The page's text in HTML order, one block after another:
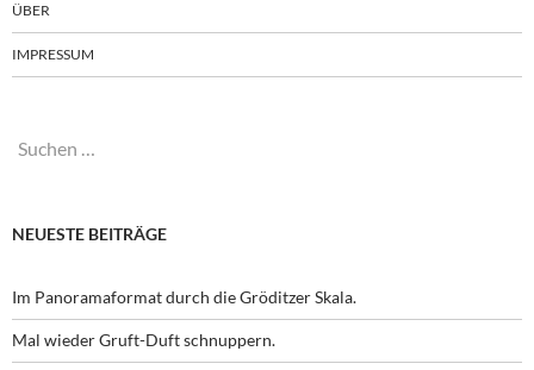
ÜBER
IMPRESSUM
Suchen
NEUESTE BEITRÄGE
Im Panoramaformat durch die Gröditzer Skala.
Mal wieder Gruft-Duft schnuppern.